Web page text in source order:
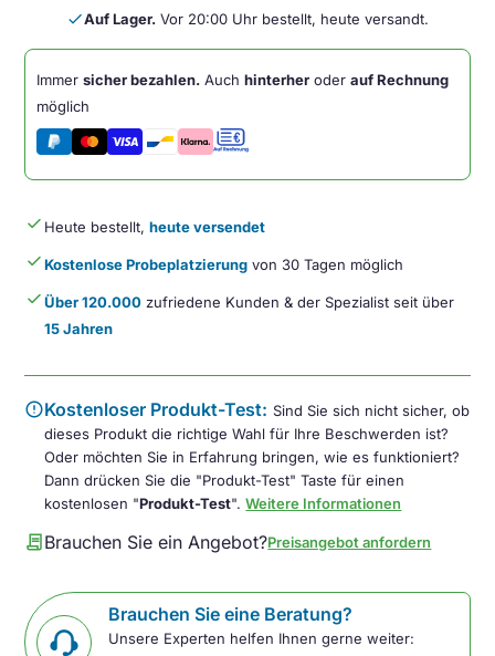
Wireless
doneAuf Lager. Vor 20:00 Uhr bestellt, heute versandt.
Immersicher bezahlen. Auchhinterher oderauf Rechnung
möglich
done Heute bestellt,heute versendet
doneKostenlose Probeplatzierung von 30 Tagen möglich
doneÜber 120.000 zufriedene Kunden & der Spezialist seit über
15 Jahren
errorKostenloser Produkt-Test: Sind Sie sich nicht sicher, ob
dieses Produkt die richtige Wahl für Ihre Beschwerden ist?
Oder möchten Sie in Erfahrung bringen, wie es funktioniert?
Dann drücken Sie die "Produkt-Test" Taste für einen
kostenlosen "Produkt-Test".Weitere Informationen
contractBrauchen Sie ein Angebot?Preisangebot anfordern
Brauchen Sie eine Beratung?
Unsere Experten helfen Ihnen gerne weiter: